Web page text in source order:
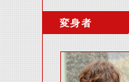
変身者